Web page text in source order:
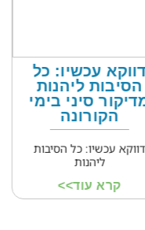
דווקא עכשיו: כל
הסיבות ליהנות
סיני בימי
הקורונה
דווקא עכשיו: כל הסיבות
ליהנות
קרא עוד>>